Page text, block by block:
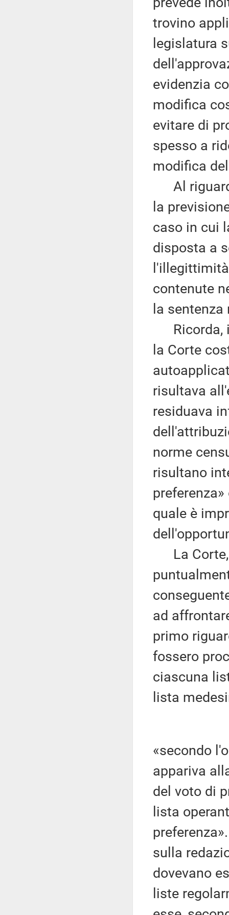
trovino
legislatura
evidenzia
modifica
evitare di
spesso a
modifica
Al
la
caso in cui
disposta a
contenute
la
Ricorda,
la Corte
risultava
residuava
norme
risultano
quale è
La Corte,
ad
primo
fossero
ciascuna
lista
«secondo
appariva
del voto di
lista
sulla
dovevano
liste